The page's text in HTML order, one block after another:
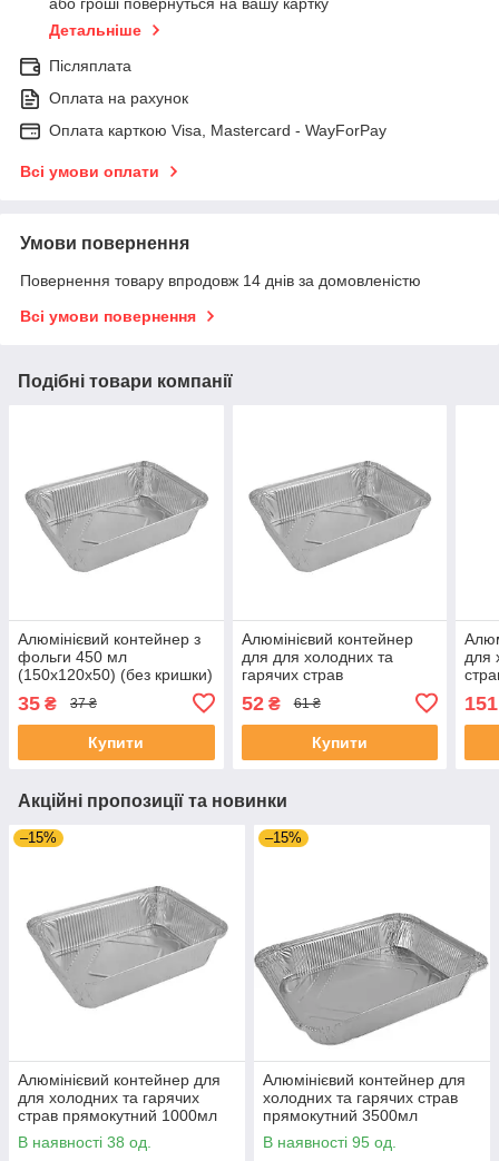
або гроші повернуться на вашу картку
Детальніше
Післяплата
Оплата на рахунок
Оплата карткою Visa, Mastercard - WayForPay
Всі умови оплати
Умови повернення
Повернення товару впродовж 14 днів за домовленістю
Всі умови повернення
Подібні товари компанії
Алюмінієвий контейнер з
фольги 450 мл
(150х120х50) (без кришки)
35 ₴ 37 ₴
Купити
Алюмінієвий контейнер
для для холодних та
гарячих страв
(220х158х52) (без кришки)
уп 10шт.
52₴ 61 ₴
Купити
для
без
151
Акційні пропозиції та новинки
–15%
Алюмінієвий контейнер для
для холодних та гарячих
страв прямокутний 1000мл
(220х158х52) (без кришки) уп
10шт.
В наявності 38 од.
–15%
Алюмінієвий контейнер для
холодних та гарячих страв
прямокутний 3500мл
(325х260х65) ( без кришки)
уп 10шт.
В наявності 95 од.